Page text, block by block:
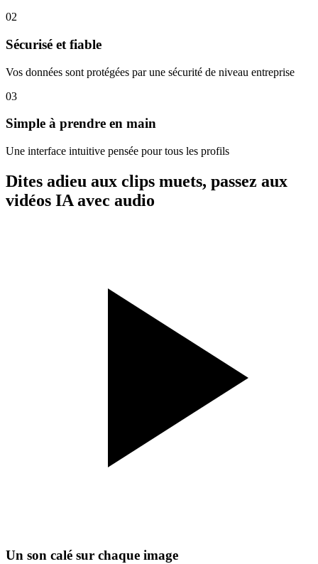
02
Sécurisé et fiable
Vos données sont protégées par une sécurité de niveau entreprise
03
Simple à prendre en main
Une interface intuitive pensée pour tous les profils
Dites adieu aux clips muets, passez aux
vidéos IA avec audio
Un son calé sur chaque image